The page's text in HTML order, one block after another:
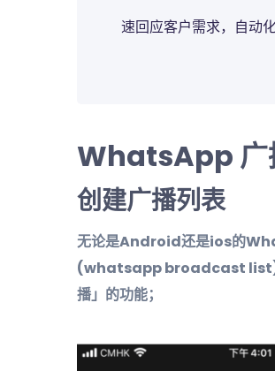
速回应客户需求，自动
WhatsApp
创建广播列表
无论是Android还是ios的
(whatsapp broadcast list)
播」的功能；